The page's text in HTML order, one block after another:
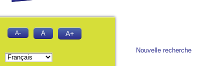
Nouvelle recherche
A- A A+